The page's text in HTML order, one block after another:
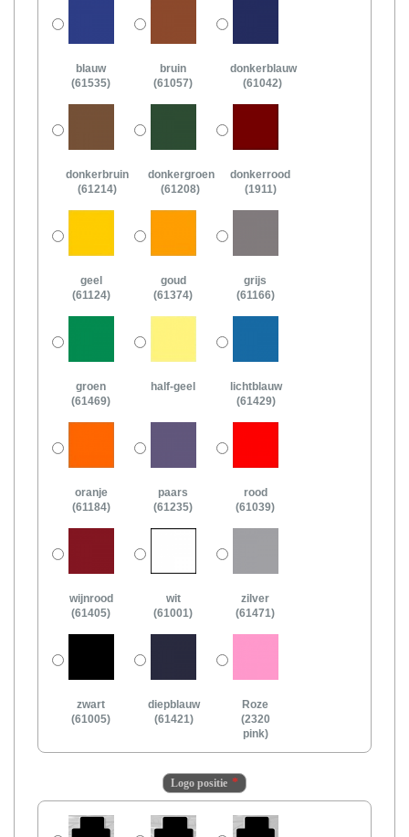
blauw
(61535)
bruin
(61057)
donkerblauw
(61042)
donkerbruin
(61214)
donkergroen
(61208)
donkerrood
(1911)
geel
(61124)
goud
(61374)
grijs
(61166)
groen
(61469)
half-geel
lichtblauw
(61429)
oranje
(61184)
paars
(61235)
rood
(61039)
wijnrood
(61405)
wit
(61001)
zilver
(61471)
zwart
(61005)
diepblauw
(61421)
Roze
(2320
pink)
Logo positie